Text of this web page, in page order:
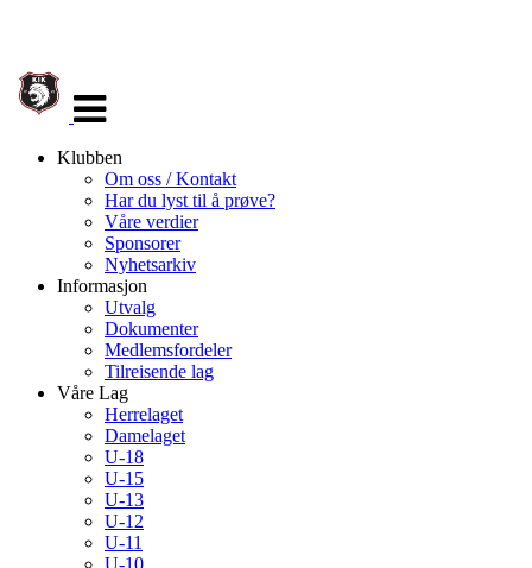
navigasjon
Klubben
Om oss / Kontakt
Har du lyst til å prøve?
Våre verdier
Sponsorer
Nyhetsarkiv
Informasjon
Utvalg
Dokumenter
Medlemsfordeler
Tilreisende lag
Våre Lag
Herrelaget
Damelaget
U-18
U-15
U-13
U-12
U-11
U-10